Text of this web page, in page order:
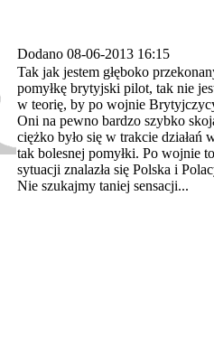
Dodano 08-06-2013 16:15
Tak jak jestem głęboko
pomyłkę brytyjski pilot, tak nie
w teorię, by po wojnie
Oni na pewno bardzo szybko
ciężko było się w trakcie działań
tak bolesnej pomyłki. Po wojnie
sytuacji znalazła się Polska i
Nie szukajmy taniej sensacji...